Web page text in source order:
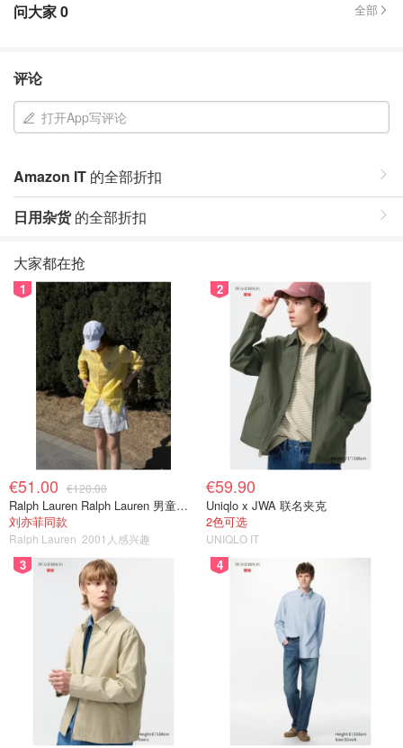
问大家0 全部
评论
打开App写评论
Amazon IT 的全部折扣
日用杂货的全部折扣
大家都在抢
1
€51.00 €120.00
Ralph Lauren Ralph Lauren 男童亚麻衬衫
刘亦菲同款
Ralph Lauren 2001人感兴趣
2
€59.90
Uniqlo x JWA 联名夹克
2色可选
UNIQLO IT
3 4